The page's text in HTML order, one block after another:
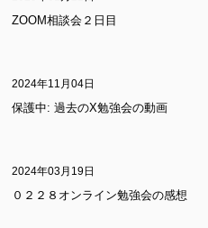
ZOOM相談会２日目
2024年11月04日
保護中: 過去のX勉強会の動画
2024年03月19日
０２２８オンライン勉強会の感想